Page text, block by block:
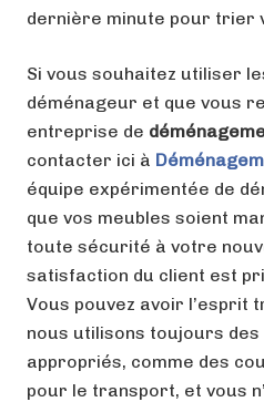
dernière minute pour trier
Si vous souhaitez utiliser
déménageur et que vous
entreprise de
contacter ici à
équipe expérimentée de
que vos meubles soient
toute sécurité à votre
satisfaction du client est
Vous pouvez avoir l’esprit
nous utilisons toujours des
appropriés, comme des
pour le transport, et vous